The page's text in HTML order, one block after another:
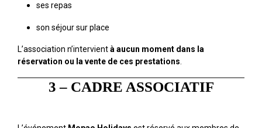
ses repas
son séjour sur place
L’association n’intervientà aucun moment dans la
réservation ou la vente de ces prestations
3 – CADRE ASSOCIATIF